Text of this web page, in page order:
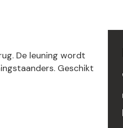
De leuning wordt
Geschikt